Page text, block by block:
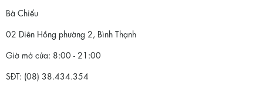
Bà Chiểu
02 Diên Hồng phường 2, Bình Thạnh
Giờ mở cửa: 8:00 - 21:00
SĐT: (08) 38.434.354